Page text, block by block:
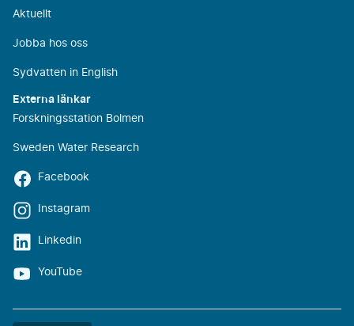
Aktuellt
Jobba hos oss
Sydvatten in English
Externa länkar
Forskningsstation Bolmen
Sweden Water Research
Facebook
Instagram
Linkedin
YouTube